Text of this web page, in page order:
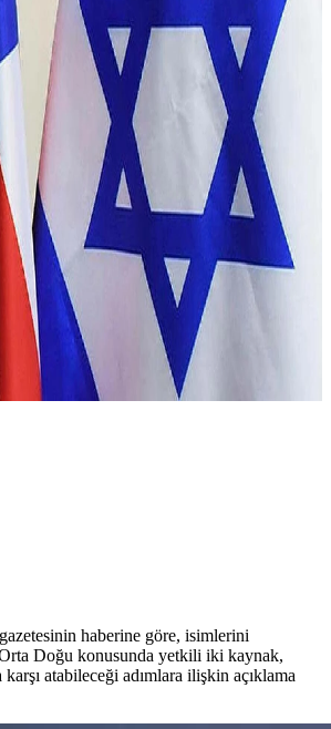
haberine göre, isimlerini
Doğu konusunda yetkili iki kaynak,
atabileceği adımlara ilişkin açıklama